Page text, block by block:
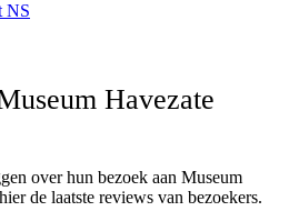
NS
Havezate
over hun bezoek aan Museum
de laatste reviews van bezoekers.